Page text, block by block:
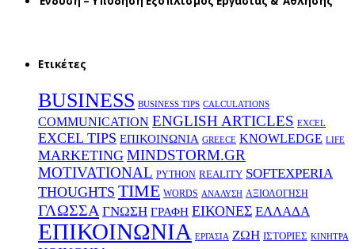
Ετικέτες
BUSINESS BUSINESS TIPS CALCULATIONS
COMMUNICATION ENGLISH ARTICLES EXCEL
EXCEL TIPS EΠΙΚΟΙΝΩΝΙΑ GREECE KNOWLEDGE LIFE
MARKETING MINDSTORM.GR
MOTIVATIONAL PYTHON REALITY SOFTEXPERIA
THOUGHTS TIME WORDS ΑΝΑΛΥΣΗ ΑΞΙΟΛΟΓΗΣΗ
ΓΛΩΣΣΑ ΓΝΩΣΗ ΓΡΑΦΗ ΕΙΚΟΝΕΣ ΕΛΛΑΔΑ
ΕΠΙΚΟΙΝΩΝΙΑ ΕΡΓΑΣΙΑ ΖΩΗ ΙΣΤΟΡΙΕΣ ΚΙΝΗΤΡΑ